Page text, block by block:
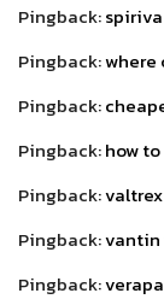
Pingback:
Pingback:where
Pingback:
Pingback:how
Pingback:
Pingback:vantin
Pingback: